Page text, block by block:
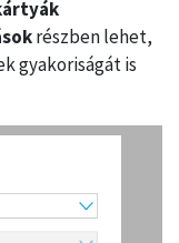
részben lehet,
gyakoriságát is